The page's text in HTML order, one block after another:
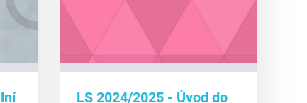
LS 2024/2025 - Úvod do